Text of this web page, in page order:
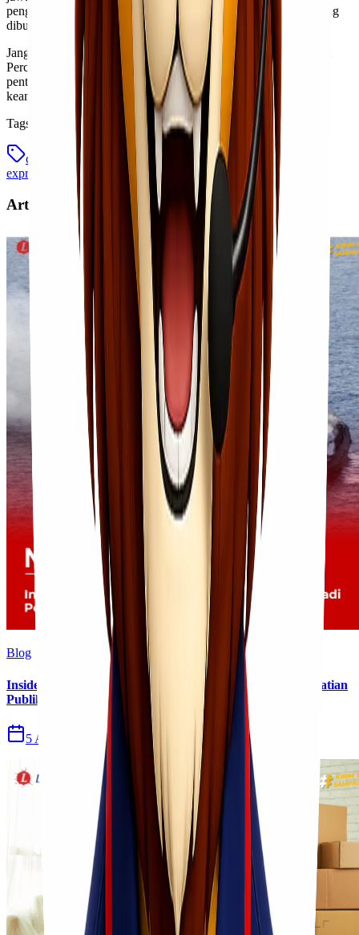
pengiriman terbaik sesuai jenis barang, anggaran, dan waktu yang
dibutuhkan.
Jangan ragu untuk berkonsultasi dengan tim kami sekarang juga.
Percayakan kebutuhan charter pesawat dan pengiriman barang
pentingmu kepada Lionel Express, karena ketepatan waktu dan
keamanan barang adalah prioritas utama kami.
Tags
charter pesawat charter pesawat jakarta manado
express
Artikel Terkait
Blog
Insiden Kebakaran KM Mutiara Sentosa II Menjadi Perhatian
Publik
5 Agu 2026